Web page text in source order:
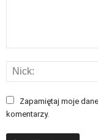
Zapamiętaj moje
komentarzy.